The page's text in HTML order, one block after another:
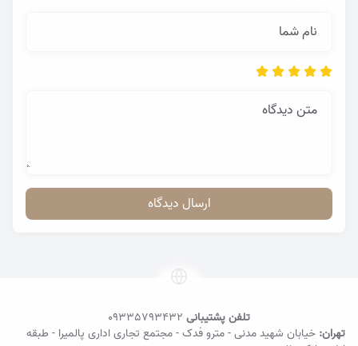
نام شما
متن دیدگاه
ارسال دیدگاه
تلفن پشتیبانی 09335793432
تهران: خیابان شهید مدنی - مترو فدک - مجتمع تجاری اداری پالمیرا - طبقه